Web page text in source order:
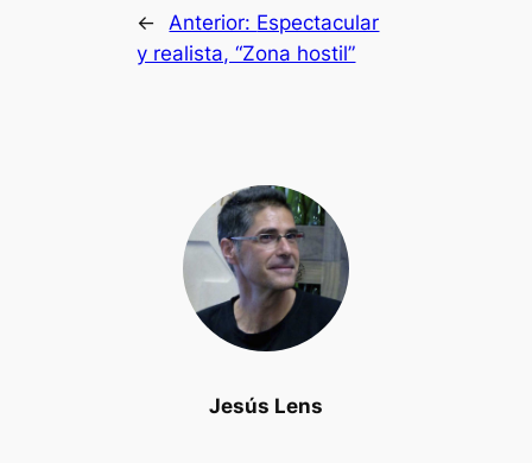
Jesús Lens
← Anterior: Espectacular
y realista, “Zona hostil”